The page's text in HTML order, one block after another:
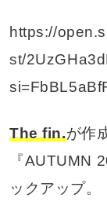
https://
st/
The fin.が作
『AUTUMN
ックアップ。